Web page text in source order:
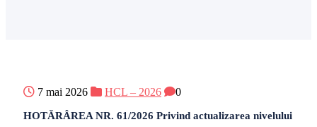
7 mai 2026 HCL – 2026 0
HOTĂRÂREA NR. 61/2026 Privind actualizarea nivelului